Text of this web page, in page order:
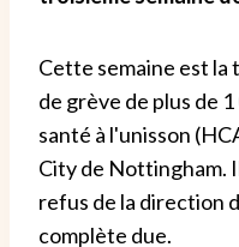
Cette semaine est la
de grève de plus de
santé à l'unisson
City de Nottingham.
refus de la direction
complète due.